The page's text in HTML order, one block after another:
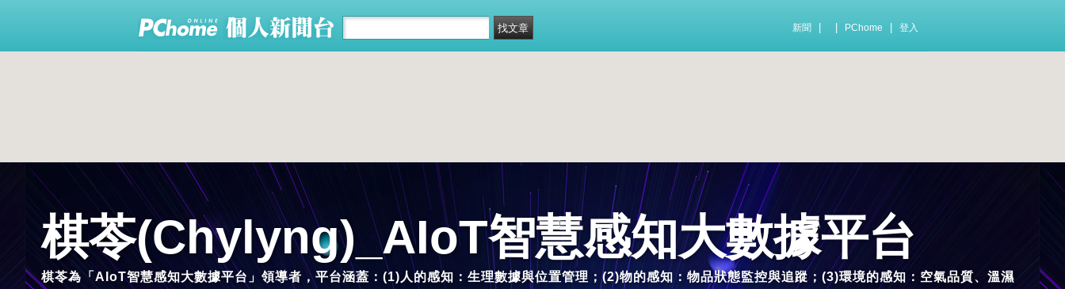
新聞 PChome 登入
棋苓(Chylyng)_AIoT智慧感知大數據平台
棋苓為「AIoT智慧感知大數據平台」領導者，平台涵蓋：(1)人的感知：生理數據與位置管理；(2)物的感知：物品狀態監控與追蹤；(3)環境的感知：空氣品質、溫濕